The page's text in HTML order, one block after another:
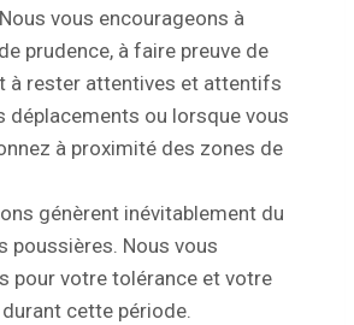
vous encourageons à
prudence, à faire preuve de
à rester attentives et attentifs
déplacements ou lorsque vous
à proximité des zones de
génèrent inévitablement du
poussières. Nous vous
pour votre tolérance et votre
cette période.